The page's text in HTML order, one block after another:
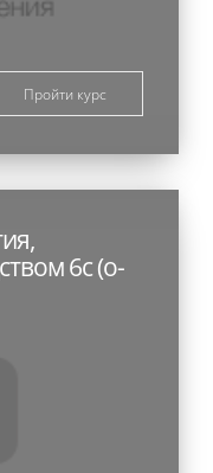
Пройти курс
6с (о-